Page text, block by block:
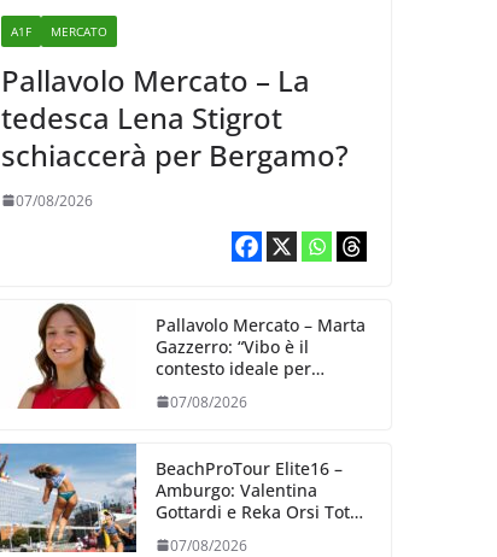
A1F MERCATO
Pallavolo Mercato – La
tedesca Lena Stigrot
schiaccerà per Bergamo?
07/08/2026
Pallavolo Mercato – Marta
Gazzerro: “Vibo è il
contesto ideale per
crescere e mettermi alla
prova”
07/08/2026
BeachProTour Elite16 –
Amburgo: Valentina
Gottardi e Reka Orsi Toth
partenza lanciata
07/08/2026